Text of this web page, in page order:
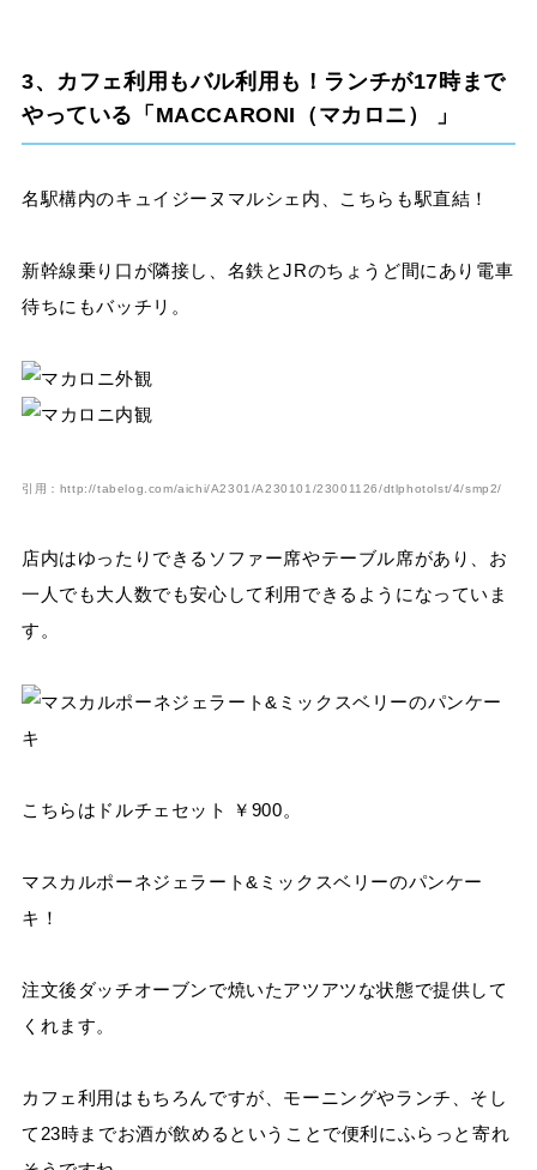
3、カフェ利用もバル利用も！ランチが17時まで
やっている「MACCARONI（マカロニ） 」
名駅構内のキュイジーヌマルシェ内、こちらも駅直結！
新幹線乗り口が隣接し、名鉄とJRのちょうど間にあり電車
待ちにもバッチリ。
引用：http://tabelog.com/aichi/A2301/A230101/23001126/dtlphotolst/4/smp2/
店内はゆったりできるソファー席やテーブル席があり、お
一人でも大人数でも安心して利用できるようになっていま
す。
こちらはドルチェセット ￥900。
マスカルポーネジェラート&ミックスベリーのパンケー
キ！
注文後ダッチオーブンで焼いたアツアツな状態で提供して
くれます。
カフェ利用はもちろんですが、モーニングやランチ、そし
て23時までお酒が飲めるということで便利にふらっと寄れ